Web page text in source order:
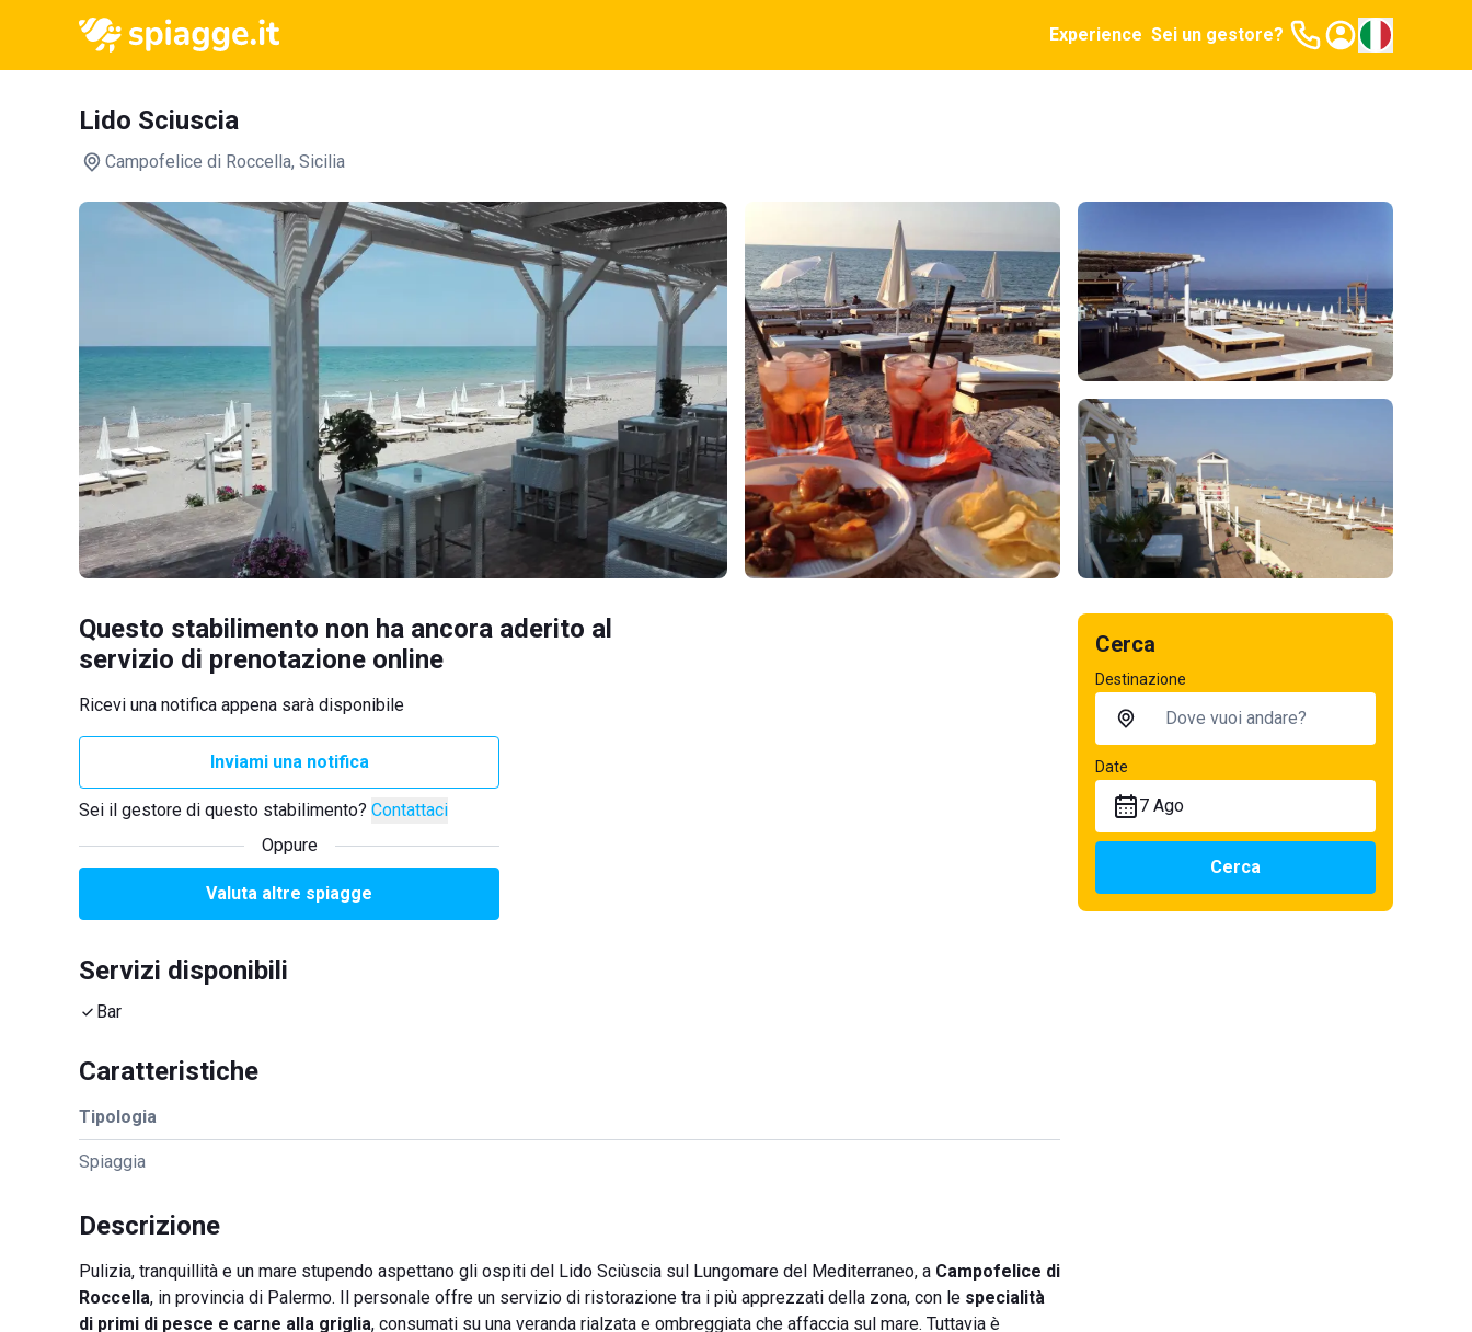
Experience Sei un gestore?
Lido Sciuscia
Campofelice di Roccella, Sicilia
Questo stabilimento non ha ancora aderito al
servizio di prenotazione online
Ricevi una notifica appena sarà disponibile
Inviami una notifica
Sei il gestore di questo stabilimento? Contattaci
Oppure
Valuta altre spiagge
Servizi disponibili
Bar
Caratteristiche
Tipologia
Spiaggia
Descrizione
Pulizia, tranquillità e un mare stupendo aspettano gli ospiti del Lido Sciùscia sul Lungomare del Mediterraneo, a Campofelice di
Roccella, in provincia di Palermo. Il personale offre un servizio di ristorazione tra i più apprezzati della zona, con le specialità
di primi di pesce e carne alla griglia, consumati su una veranda rialzata e ombreggiata che affaccia sul mare. Tuttavia è
Cerca
Destinazione
Date
7 Ago
Cerca